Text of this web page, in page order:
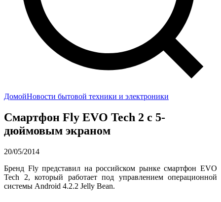
ДомойНовости бытовой техники и электроники
Смартфон Fly EVO Tech 2 с 5-
дюймовым экраном
20/05/2014
Бренд Fly представил на российском рынке смартфон EVO
Tech 2, который работает под управлением операционной
системы Android 4.2.2 Jelly Bean.